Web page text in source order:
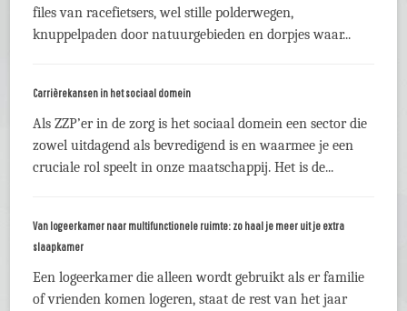
files van racefietsers, wel stille polderwegen,
knuppelpaden door natuurgebieden en dorpjes waar...
Carrièrekansen in het sociaal domein
Als ZZP’er in de zorg is het sociaal domein een sector die
zowel uitdagend als bevredigend is en waarmee je een
cruciale rol speelt in onze maatschappij. Het is de...
Van logeerkamer naar multifunctionele ruimte: zo haal je meer uit je extra
slaapkamer
Een logeerkamer die alleen wordt gebruikt als er familie
of vrienden komen logeren, staat de rest van het jaar